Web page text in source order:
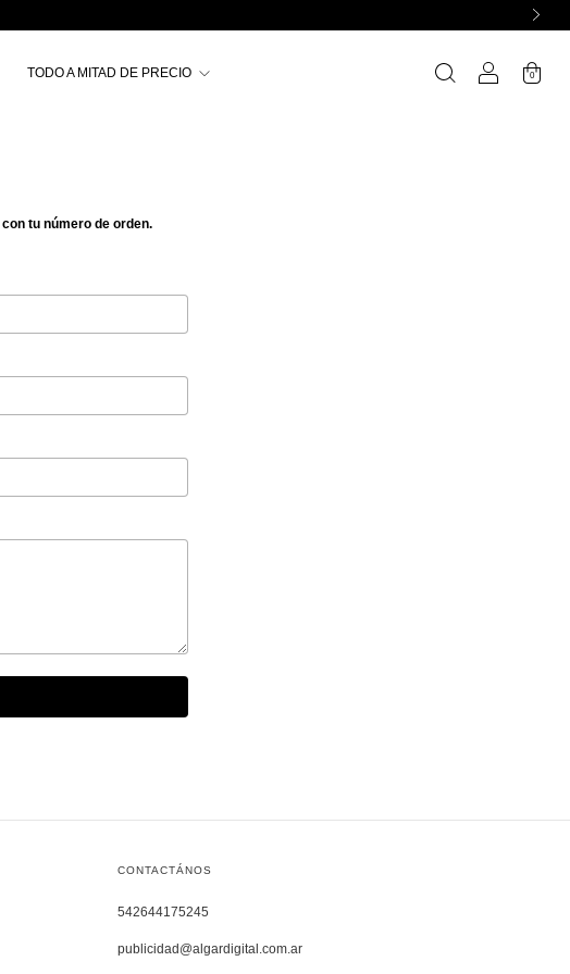
TODO A MITAD DE PRECIO 0
con tu número de orden.
CONTACTÁNOS
542644175245
publicidad@algardigital.com.ar